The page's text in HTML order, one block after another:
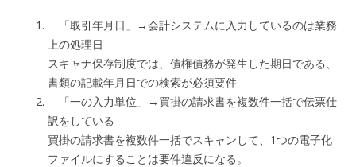
「取引年月日」→会計システムに入力しているのは業務
上の処理日
スキャナ保存制度では、債権債務が発生した期日である、
書類の記載年月日での検索が必須要件
「一の入力単位」→買掛の請求書を複数件一括で伝票仕
訳をしている
買掛の請求書を複数件一括でスキャンして、1つの電子化
ファイルにすることは要件違反になる。